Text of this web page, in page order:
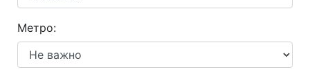
Метро: